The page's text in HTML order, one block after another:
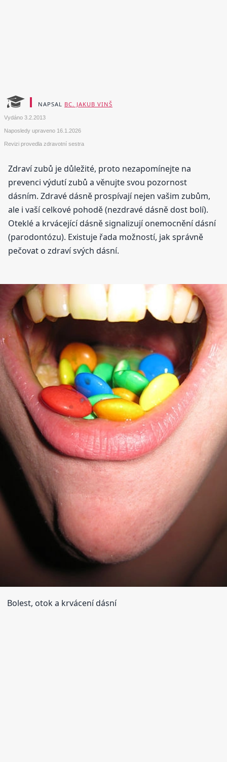
NAPSAL BC. JAKUB VINŠ
Vydáno 3.2.2013
Naposledy upraveno 16.1.2026
Revizi provedla zdravotní sestra
Zdraví zubů je důležité, proto nezapomínejte na
prevenci výdutí zubů a věnujte svou pozornost
dásním. Zdravé dásně prospívají nejen vašim zubům,
ale i vaší celkové pohodě (nezdravé dásně dost bolí).
Oteklé a krvácející dásně signalizují onemocnění dásní
(parodontózu). Existuje řada možností, jak správně
pečovat o zdraví svých dásní.
Bolest, otok a krvácení dásní